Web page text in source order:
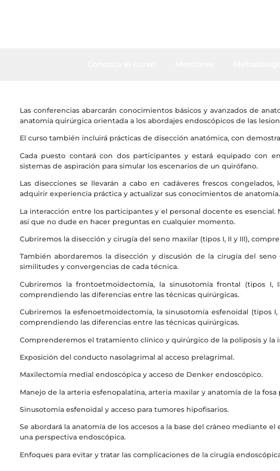
Las conferencias abarcarán conocimientos básicos y avanzados de
anatomía quirúrgica orientada a los abordajes endoscópicos de las
El curso también incluirá prácticas de disección anatómica, con
Cada puesto contará con dos participantes y estará equipado con
sistemas de aspiración para simular los escenarios de un quirófano.
Las disecciones se llevarán a cabo en cadáveres frescos
adquirir experiencia práctica y actualizar sus conocimientos de anatomía.
La interacción entre los participantes y el personal docente es
así que no dude en hacer preguntas en cualquier momento.
Cubriremos la disección y cirugía del seno maxilar (tipos I, II y III),
También abordaremos la disección y discusión de la cirugía del
similitudes y convergencias de cada técnica.
Cubriremos la frontoetmoidectomía, la sinusotomía frontal (tipos
comprendiendo las diferencias entre las técnicas quirúrgicas.
Cubriremos la esfenoetmoidectomía, la sinusotomía esfenoidal (tipos
comprendiendo las diferencias entre las técnicas quirúrgicas.
Comprenderemos el tratamiento clínico y quirúrgico de la poliposis y
Exposición del conducto nasolagrimal al acceso prelagrimal.
Maxilectomía medial endoscópica y acceso de Denker endoscópico.
Manejo de la arteria esfenopalatina, arteria maxilar y anatomía de la
Sinusotomía esfenoidal y acceso para tumores hipofisarios.
Se abordará la anatomía de los accesos a la base del cráneo mediante
una perspectiva endoscópica.
Enfoques para evitar y tratar las complicaciones de la cirugía